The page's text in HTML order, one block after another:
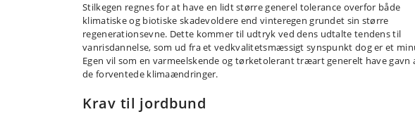
Stilkegen regnes for at have en lidt større generel tolerance overfor både
klimatiske og biotiske skadevoldere end vinteregen grundet sin større
regenerationsevne. Dette kommer til udtryk ved dens udtalte tendens til
vanrisdannelse, som ud fra et vedkvalitetsmæssigt synspunkt dog er et
Egen vil som en varmeelskende og tørketolerant træart generelt have gavn
de forventede klimaændringer.
Krav til jordbund